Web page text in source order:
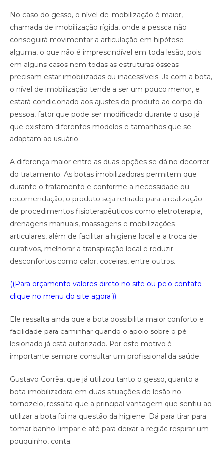
No caso do gesso, o nível de imobilização é maior,
chamada de imobilização rígida, onde a pessoa não
conseguirá movimentar a articulação em hipótese
alguma, o que não é imprescindível em toda lesão, pois
em alguns casos nem todas as estruturas ósseas
precisam estar imobilizadas ou inacessíveis. Já com a bota,
o nível de imobilização tende a ser um pouco menor, e
estará condicionado aos ajustes do produto ao corpo da
pessoa, fator que pode ser modificado durante o uso já
que existem diferentes modelos e tamanhos que se
adaptam ao usuário.
A diferença maior entre as duas opções se dá no decorrer
do tratamento. As botas imobilizadoras permitem que
durante o tratamento e conforme a necessidade ou
recomendação, o produto seja retirado para a realização
de procedimentos fisioterapêuticos como eletroterapia,
drenagens manuais, massagens e mobilizações
articulares, além de facilitar a higiene local e a troca de
curativos, melhorar a transpiração local e reduzir
desconfortos como calor, coceiras, entre outros.
((Para orçamento valores direto no site ou pelo contato
clique no menu do site agora ))
Ele ressalta ainda que a bota possibilita maior conforto e
facilidade para caminhar quando o apoio sobre o pé
lesionado já está autorizado. Por este motivo é
importante sempre consultar um profissional da saúde.
Gustavo Corrêa, que já utilizou tanto o gesso, quanto a
bota imobilizadora em duas situações de lesão no
tornozelo, ressalta que a principal vantagem que sentiu ao
utilizar a bota foi na questão da higiene. Dá para tirar para
tomar banho, limpar e até para deixar a região respirar um
pouquinho, conta.